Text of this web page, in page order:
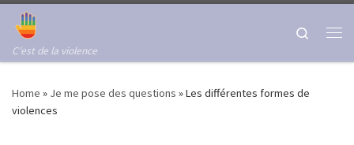
Skip to content
C'est de la violence
Search
Home » Je me pose des questions »Les différentes formes de
violences